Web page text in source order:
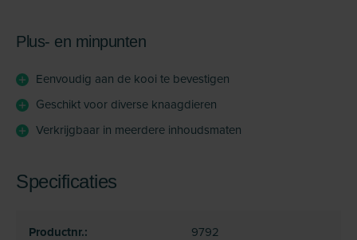
Plus- en minpunten
Eenvoudig aan de kooi te bevestigen
Geschikt voor diverse knaagdieren
Verkrijgbaar in meerdere inhoudsmaten
Specificaties
Productnr.: 9792